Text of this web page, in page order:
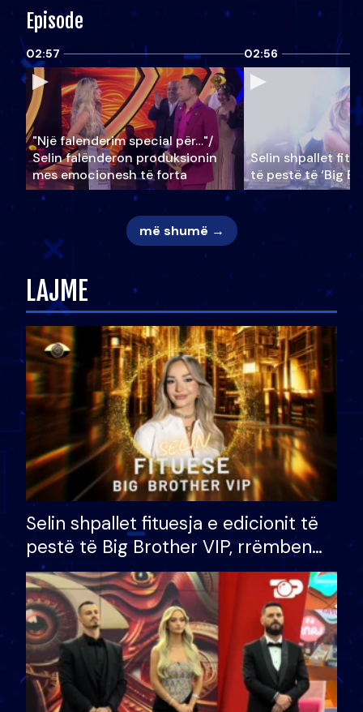
Episode
02:57
"Një falenderim special për…"/
Selin falënderon produksionin
mes emocionesh të forta
02:56
Selin shpallet
të pestë të ‘Big
më shumë →
LAJME
Selin shpallet fituesja e edicionit të
pestë të Big Brother VIP, rrëmben
çmimin e madh prej 100 mijë eurosh